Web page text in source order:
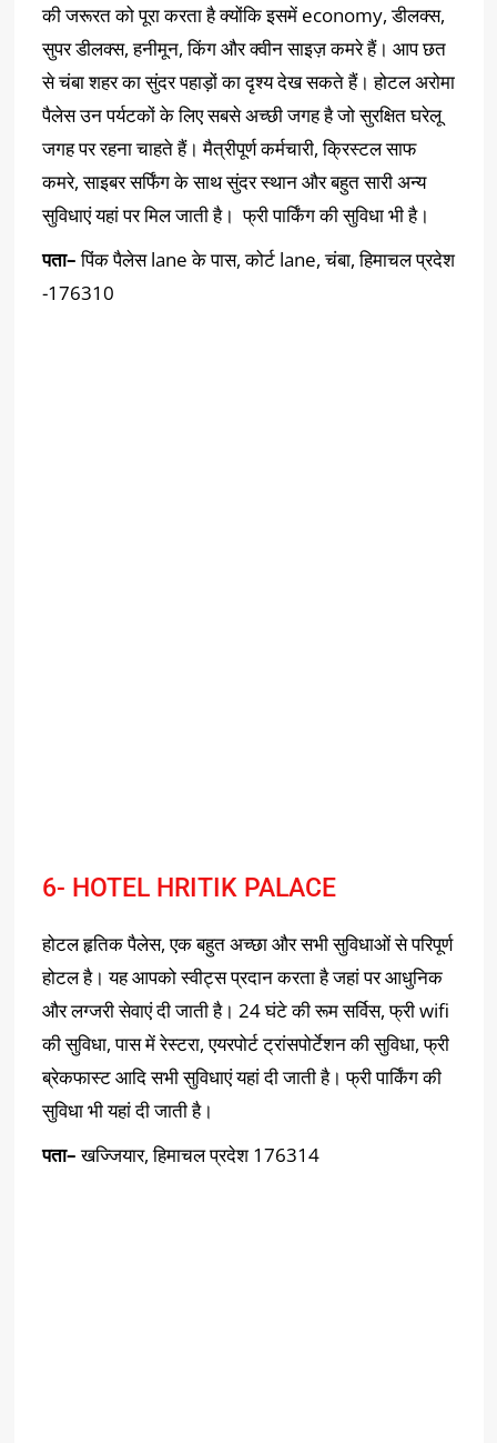
की जरूरत को पूरा करता है क्योंकि इसमें economy, डीलक्स,
सुपर डीलक्स, हनीमून, किंग और क्वीन साइज़ कमरे हैं। आप छत
से चंबा शहर का सुंदर पहाड़ों का दृश्य देख सकते हैं। होटल अरोमा
पैलेस उन पर्यटकों के लिए सबसे अच्छी जगह है जो सुरक्षित घरेलू
जगह पर रहना चाहते हैं। मैत्रीपूर्ण कर्मचारी, क्रिस्टल साफ
कमरे, साइबर सर्फिंग के साथ सुंदर स्थान और बहुत सारी अन्य
सुविधाएं यहां पर मिल जाती है। फ्री पार्किंग की सुविधा भी है।
पता–पिंक पैलेस lane के पास, कोर्ट lane, चंबा, हिमाचल प्रदेश
-176310
6- HOTEL HRITIK PALACE
होटल हृतिक पैलेस, एक बहुत अच्छा और सभी सुविधाओं से परिपूर्ण
होटल है। यह आपको स्वीट्स प्रदान करता है जहां पर आधुनिक
और लग्जरी सेवाएं दी जाती है। 24 घंटे की रूम सर्विस, फ्री wifi
की सुविधा, पास में रेस्टरा, एयरपोर्ट ट्रांसपोर्टेशन की सुविधा, फ्री
ब्रेकफास्ट आदि सभी सुविधाएं यहां दी जाती है। फ्री पार्किंग की
सुविधा भी यहां दी जाती है।
पता–खज्जियार, हिमाचल प्रदेश 176314